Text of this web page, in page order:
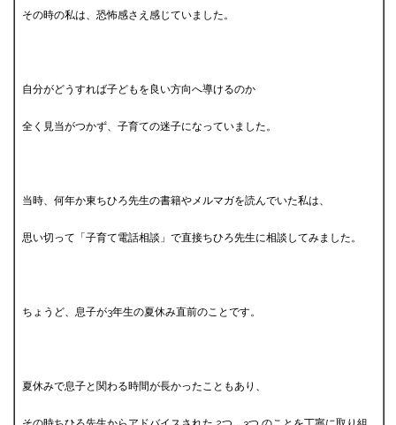
その時の私は、恐怖感さえ感じていました。
自分がどうすれば子どもを良い方向へ導けるのか
全く見当がつかず、子育ての迷子になっていました。
当時、何年か東ちひろ先生の書籍やメルマガを読んでいた私は、
思い切って「子育て電話相談」で直接ちひろ先生に相談してみました。
ちょうど、息子が3年生の夏休み直前のことです。
夏休みで息子と関わる時間が長かったこともあり、